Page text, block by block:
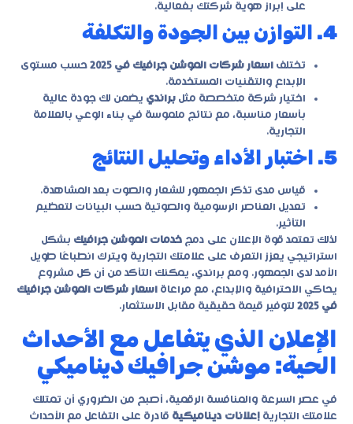
على إبراز هوية شركتك بفعالية.
4. التوازن بين الجودة والتكلفة
تختلف اسعار شركات الموشن جرافيك في 2025
حسب مستوى
الإبداع والتقنيات المستخدمة.
اختيار شركة متخصصة مثل براندي يضمن لك جودة عالية
بأسعار مناسبة، مع نتائج ملموسة في بناء الوعي بالعلامة
التجارية.
5. اختبار الأداء وتحليل النتائج
قياس مدى تذكر الجمهور للشعار والصوت بعد المشاهدة.
تعديل العناصر الرسومية والصوتية حسب البيانات لتعظيم
التأثير.
لذلك تعتمد قوة الإعلان على دمج خدمات الموشن جرافيك بشكل
استراتيجي يعزز التعرف على علامتك التجارية ويترك انطباعًا طويل
الأمد لدى الجمهور. ومع براندي، يمكنك التأكد من أن كل مشروع
يحاكي الاحترافية والإبداع، مع مراعاة اسعار شركات الموشن جرافيك
في 2025
لتوفير قيمة حقيقية مقابل الاستثمار.
الإعلان الذي يتفاعل مع الأحداث
الحية: موشن جرافيك ديناميكي
في عصر السرعة والمنافسة الرقمية، أصبح من الضروري أن تمتلك
علامتك التجارية إعلانات ديناميكية قادرة على التفاعل مع الأحداث